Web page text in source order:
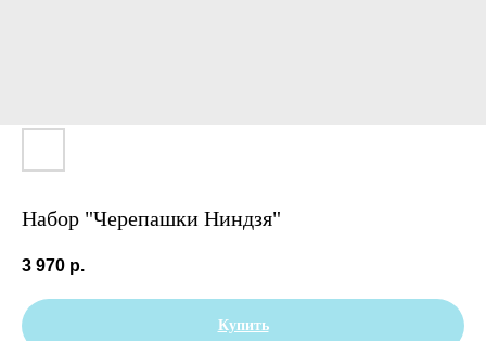
Набор "Черепашки Ниндзя"
3 970 р.
Купить